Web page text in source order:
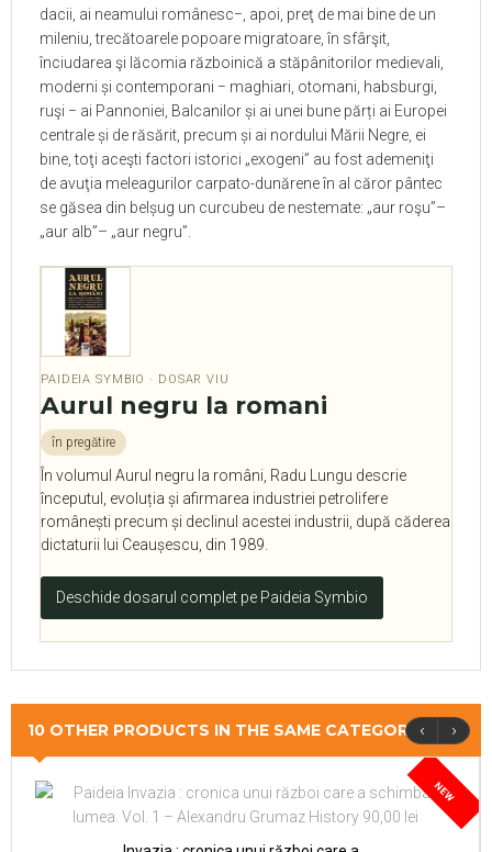
dacii, ai neamului românesc−, apoi, preţ de mai bine de un
mileniu, trecătoarele popoare migratoare, în sfârşit,
înciudarea şi lăcomia războinică a stăpânitorilor medievali,
moderni și contemporani − maghiari, otomani, habsburgi,
ruşi − ai Pannoniei, Balcanilor și ai unei bune părți ai Europei
centrale și de răsărit, precum și ai nordului Mării Negre, ei
bine, toţi aceşti factori istorici „exogeni” au fost ademeniţi
de avuţia meleagurilor carpato-dunărene în al căror pântec
se găsea din belșug un curcubeu de nestemate: „aur roşu”–
„aur alb”– „aur negru”.
PAIDEIA SYMBIO · DOSAR VIU
Aurul negru la romani
în pregătire
În volumul Aurul negru la români, Radu Lungu descrie
începutul, evoluția și afirmarea industriei petrolifere
românești precum și declinul acestei industrii, după căderea
dictaturii lui Ceaușescu, din 1989.
Deschide dosarul complet pe Paideia Symbio
10 OTHER PRODUCTS IN THE SAME CATEGORY ‹ ›
NEW